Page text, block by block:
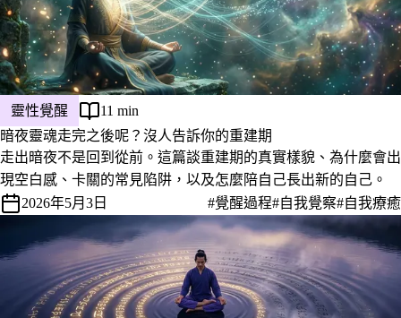
靈性覺醒
11 min
暗夜靈魂走完之後呢？沒人告訴你的重建期
走出暗夜不是回到從前。這篇談重建期的真實樣貌、為什麼會出
現空白感、卡關的常見陷阱，以及怎麼陪自己長出新的自己。
2026年5月3日
#覺醒過程#自我覺察#自我療癒